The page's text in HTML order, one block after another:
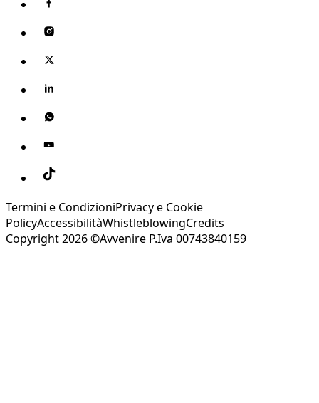
Termini e CondizioniPrivacy e Cookie
PolicyAccessibilitàWhistleblowingCredits
Copyright 2026 ©Avvenire P.Iva 00743840159